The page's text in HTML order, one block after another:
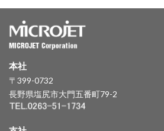
本社
〒399-0732
長野県塩尻市大門五番町79-2